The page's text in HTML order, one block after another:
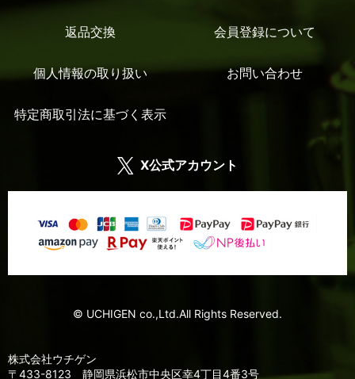
返品交換 会員登録について
個人情報の取り扱い お問い合わせ
特定商取引法に基づく表示
X公式アカウント
© UCHIGEN co.,Ltd.All Rights Reserved.
株式会社ウチゲン
〒433-8123 静岡県浜松市中央区幸4丁目4番3号